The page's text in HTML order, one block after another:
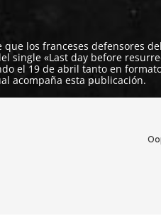
que los franceses defensores
single«Last day before
el 19 de abril tanto en
acompaña esta publicación.